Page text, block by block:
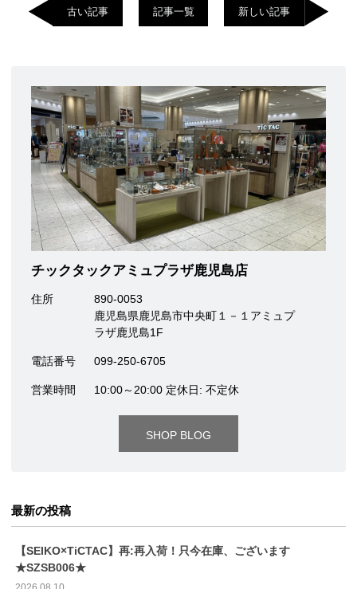
古い記事 記事一覧 新しい記事
チックタックアミュプラザ鹿児島店
住所
890-0053
鹿児島県鹿児島市中央町１－１アミュプ
ラザ鹿児島1F
電話番号 099-250-6705
営業時間 10:00～20:00 定休日: 不定休
SHOP BLOG
最新の投稿
【SEIKO×TiCTAC】再:再入荷！只今在庫、ございます
★SZSB006★